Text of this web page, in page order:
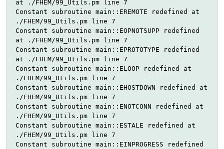
at ./FHEM/99_Utils.pm line 7
Constant subroutine main::EREMOTE redefined at
./FHEM/99_Utils.pm line 7
Constant subroutine main::EOPNOTSUPP redefined
at ./FHEM/99_Utils.pm line 7
Constant subroutine main::EPROTOTYPE redefined
at ./FHEM/99_Utils.pm line 7
Constant subroutine main::ELOOP redefined at
./FHEM/99_Utils.pm line 7
Constant subroutine main::EHOSTDOWN redefined at
./FHEM/99_Utils.pm line 7
Constant subroutine main::ENOTCONN redefined at
./FHEM/99_Utils.pm line 7
Constant subroutine main::ESTALE redefined at
./FHEM/99_Utils.pm line 7
Constant subroutine main::EINPROGRESS redefined